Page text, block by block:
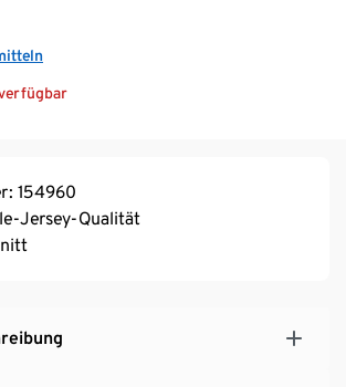
154960
Jersey-Qualität